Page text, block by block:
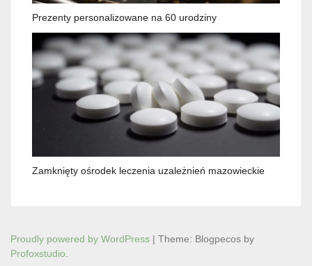
Prezenty personalizowane na 60 urodziny
Zamknięty ośrodek leczenia uzależnień mazowieckie
Proudly powered by WordPress | Theme: Blogpecos by
Profoxstudio